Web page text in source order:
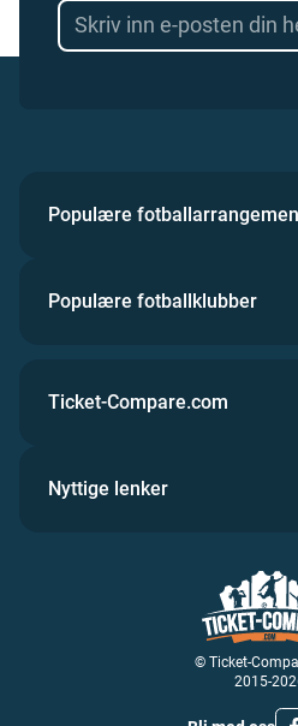
Populære
Populære fotballklubber
© Ticket-
2015-
Ticket-Compare.com
Nyttige lenker